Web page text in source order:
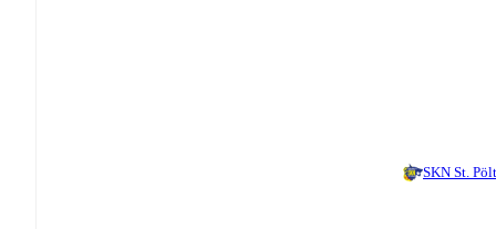
SKN St.